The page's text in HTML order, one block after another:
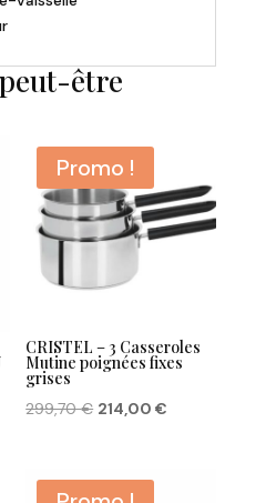
être
Promo !
CRISTEL – 3 Casseroles
Mutine poignées fixes
grises
299,70€ Le
était :
214,00€